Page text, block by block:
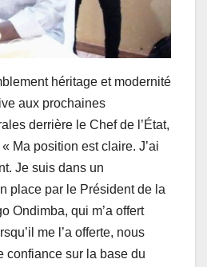
héritage et modernité
aux prochaines
derrière le Chef de l’État,
Ma position est claire. J’ai
Je suis dans un
place par le Président de la
Ondimba, qui m’a offert
me l’a offerte, nous
confiance sur la base du